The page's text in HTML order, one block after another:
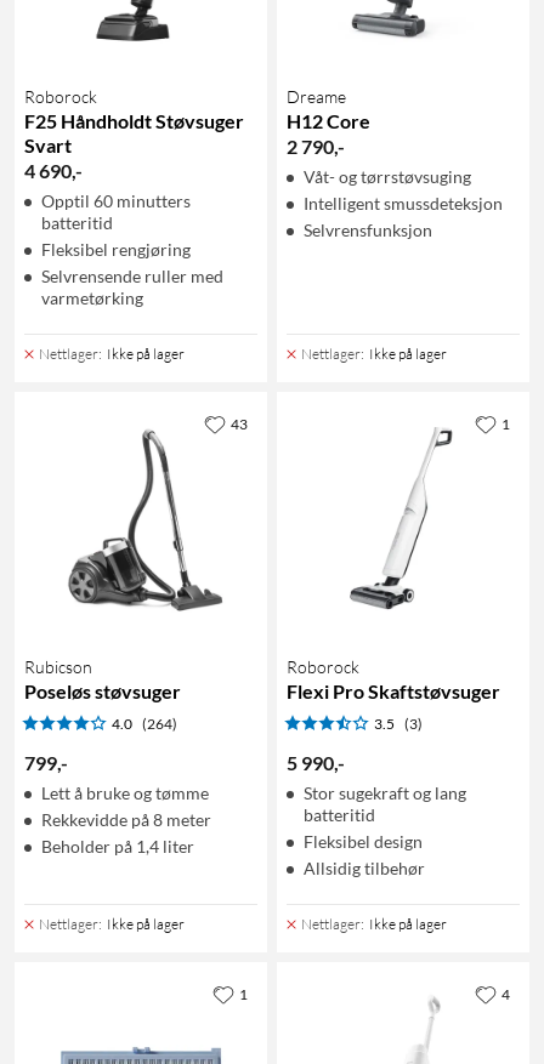
Roborock
F25 Håndholdt Støvsuger
Svart
4 690,-
Opptil 60 minutters
batteritid
Fleksibel rengjøring
Selvrensende ruller med
varmetørking
Nettlager: Ikke på lager
Dreame
H12 Core
2 790,-
Våt- og tørrstøvsuging
Intelligent smussdeteksjon
Selvrensfunksjon
Nettlager: Ikke på lager
Rubicson
Poseløs støvsuger
4.0 (264)
799,-
Lett å bruke og tømme
Rekkevidde på 8 meter
Beholder på 1,4 liter
Nettlager: Ikke på lager
43
Roborock
Flexi Pro Skaftstøvsuger
3.5 (3)
5 990,-
Stor sugekraft og lang
batteritid
Fleksibel design
Allsidig tilbehør
Nettlager: Ikke på lager
1
1 4